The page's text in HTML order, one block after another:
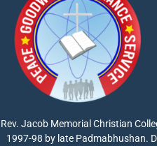
Rev. Jacob Memorial Christian
1997-98 by late Padmabhushan.